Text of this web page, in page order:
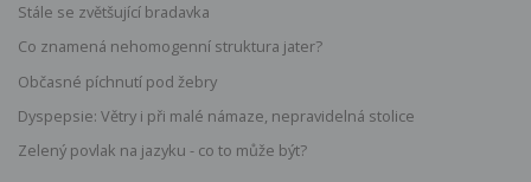
Stále se zvětšující bradavka
Co znamená nehomogenní struktura jater?
Občasné píchnutí pod žebry
Dyspepsie: Větry i při malé námaze, nepravidelná stolice
Zelený povlak na jazyku - co to může být?